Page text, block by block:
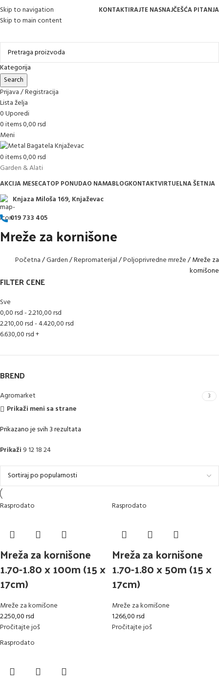
Skip to navigation
Skip to main content
KONTAKTIRAJTE NASNAJČEŠĆA PITANJA
Online kupovina, vaša nova rutina!
Kategorija
Search
Prijava / Registracija
Lista želja
0Uporedi
0items0,00rsd
Meni
0items0,00rsd
Garden & Alati
AKCIJA MESECATOP PONUDAO NAMABLOGKONTAKTVIRTUELNA ŠETNJA
Knjaza Miloša 169, Knjaževac
019 733 405
Mreže za kornišone
Početna Garden Repromaterijal Poljoprivredne mreže
Mreže za
kornišone
FILTER CENE
Sve
0,00rsd-2.210,00rsd
2.210,00rsd-4.420,00rsd
6.630,00rsd+
BREND
Agromarket 3
Prikaži meni sa strane
Prikazano je svih 3 rezultata
Prikaži 9121824
Rasprodato
Mreža za kornišone
1.70-1.80 x 100m (15 x
17cm)
Mreže za kornišone
2.250,00rsd
Pročitajte još
Rasprodato
Mreža za kornišone
1.70-1.80 x 50m (15 x
17cm)
Mreže za kornišone
1.266,00rsd
Pročitajte još
Rasprodato